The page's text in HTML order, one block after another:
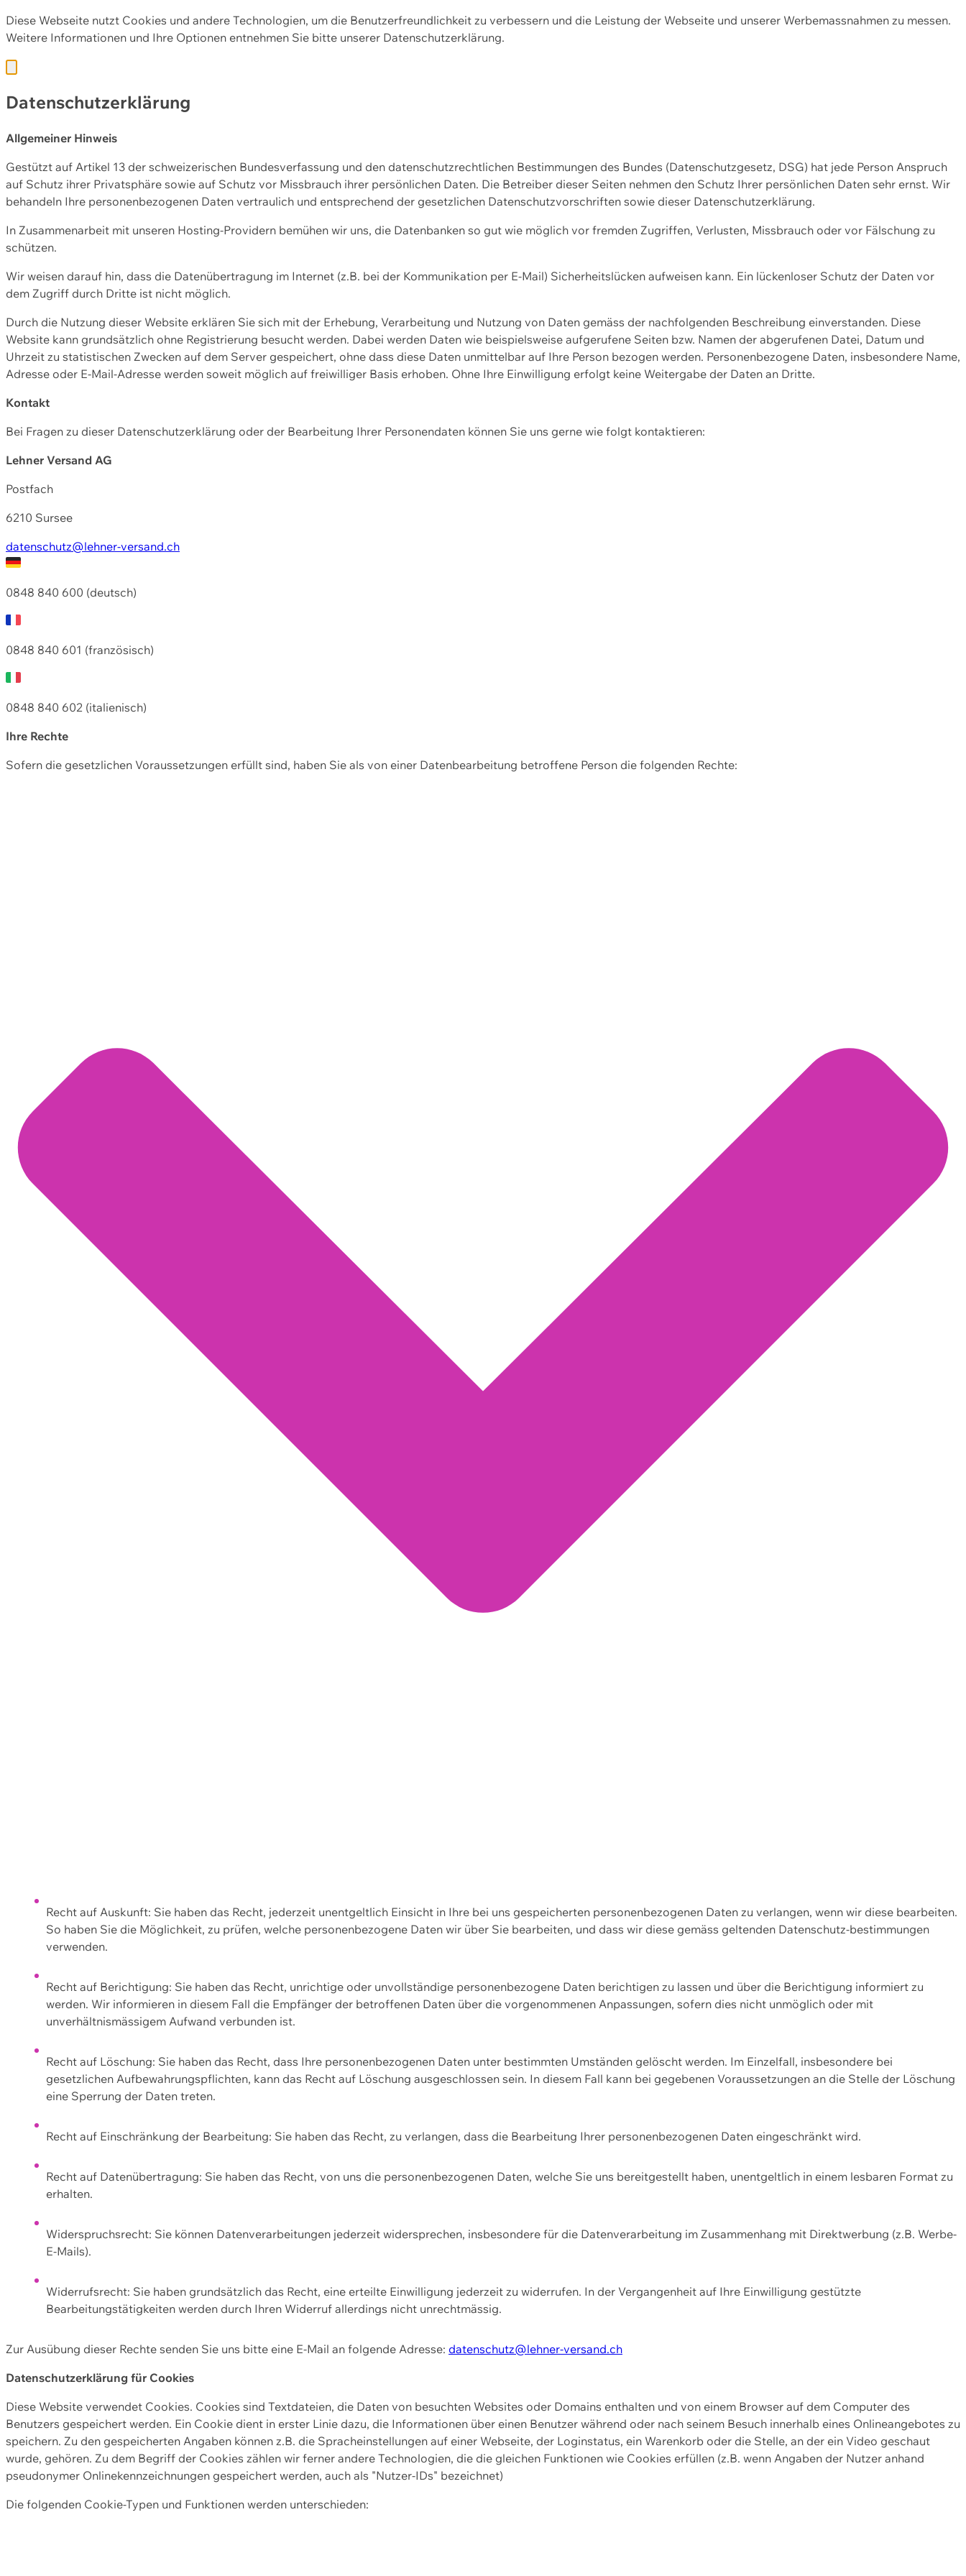
Diese Webseite nutzt Cookies und andere Technologien, um die Benutzerfreundlichkeit zu verbessern und die Leistung der Webseite und unserer Werbemassnahmen zu messen.
Weitere Informationen und Ihre Optionen entnehmen Sie bitte unserer Datenschutzerklärung.
Datenschutzerklärung
Allgemeiner Hinweis
Gestützt auf Artikel 13 der schweizerischen Bundesverfassung und den datenschutzrechtlichen Bestimmungen des Bundes (Datenschutzgesetz, DSG) hat jede Person Anspruch
auf Schutz ihrer Privatsphäre sowie auf Schutz vor Missbrauch ihrer persönlichen Daten. Die Betreiber dieser Seiten nehmen den Schutz Ihrer persönlichen Daten sehr ernst. Wir
behandeln Ihre personenbezogenen Daten vertraulich und entsprechend der gesetzlichen Datenschutzvorschriften sowie dieser Datenschutzerklärung.
In Zusammenarbeit mit unseren Hosting-Providern bemühen wir uns, die Datenbanken so gut wie möglich vor fremden Zugriffen, Verlusten, Missbrauch oder vor Fälschung zu
schützen.
Wir weisen darauf hin, dass die Datenübertragung im Internet (z.B. bei der Kommunikation per E-Mail) Sicherheitslücken aufweisen kann. Ein lückenloser Schutz der Daten vor
dem Zugriff durch Dritte ist nicht möglich.
Durch die Nutzung dieser Website erklären Sie sich mit der Erhebung, Verarbeitung und Nutzung von Daten gemäss der nachfolgenden Beschreibung einverstanden. Diese
Website kann grundsätzlich ohne Registrierung besucht werden. Dabei werden Daten wie beispielsweise aufgerufene Seiten bzw. Namen der abgerufenen Datei, Datum und
Uhrzeit zu statistischen Zwecken auf dem Server gespeichert, ohne dass diese Daten unmittelbar auf Ihre Person bezogen werden. Personenbezogene Daten, insbesondere Name,
Adresse oder E-Mail-Adresse werden soweit möglich auf freiwilliger Basis erhoben. Ohne Ihre Einwilligung erfolgt keine Weitergabe der Daten an Dritte.
Kontakt
Bei Fragen zu dieser Datenschutzerklärung oder der Bearbeitung Ihrer Personendaten können Sie uns gerne wie folgt kontaktieren:
Lehner Versand AG
Postfach
6210 Sursee
datenschutz@lehner-versand.ch
0848 840 600 (deutsch)
0848 840 601 (französisch)
0848 840 602 (italienisch)
Ihre Rechte
Sofern die gesetzlichen Voraussetzungen erfüllt sind, haben Sie als von einer Datenbearbeitung betroffene Person die folgenden Rechte:
Recht auf Auskunft: Sie haben das Recht, jederzeit unentgeltlich Einsicht in Ihre bei uns gespeicherten personenbezogenen Daten zu verlangen, wenn wir diese bearbeiten.
So haben Sie die Möglichkeit, zu prüfen, welche personenbezogene Daten wir über Sie bearbeiten, und dass wir diese gemäss geltenden Datenschutz-bestimmungen
verwenden.
Recht auf Berichtigung: Sie haben das Recht, unrichtige oder unvollständige personenbezogene Daten berichtigen zu lassen und über die Berichtigung informiert zu
werden. Wir informieren in diesem Fall die Empfänger der betroffenen Daten über die vorgenommenen Anpassungen, sofern dies nicht unmöglich oder mit
unverhältnismässigem Aufwand verbunden ist.
Recht auf Löschung: Sie haben das Recht, dass Ihre personenbezogenen Daten unter bestimmten Umständen gelöscht werden. Im Einzelfall, insbesondere bei
gesetzlichen Aufbewahrungspflichten, kann das Recht auf Löschung ausgeschlossen sein. In diesem Fall kann bei gegebenen Voraussetzungen an die Stelle der Löschung
eine Sperrung der Daten treten.
Recht auf Einschränkung der Bearbeitung: Sie haben das Recht, zu verlangen, dass die Bearbeitung Ihrer personenbezogenen Daten eingeschränkt wird.
Recht auf Datenübertragung: Sie haben das Recht, von uns die personenbezogenen Daten, welche Sie uns bereitgestellt haben, unentgeltlich in einem lesbaren Format zu
erhalten.
Widerspruchsrecht: Sie können Datenverarbeitungen jederzeit widersprechen, insbesondere für die Datenverarbeitung im Zusammenhang mit Direktwerbung (z.B. Werbe-
E-Mails).
Widerrufsrecht: Sie haben grundsätzlich das Recht, eine erteilte Einwilligung jederzeit zu widerrufen. In der Vergangenheit auf Ihre Einwilligung gestützte
Bearbeitungstätigkeiten werden durch Ihren Widerruf allerdings nicht unrechtmässig.
Zur Ausübung dieser Rechte senden Sie uns bitte eine E-Mail an folgende Adresse: datenschutz@lehner-versand.ch
Datenschutzerklärung für Cookies
Diese Website verwendet Cookies. Cookies sind Textdateien, die Daten von besuchten Websites oder Domains enthalten und von einem Browser auf dem Computer des
Benutzers gespeichert werden. Ein Cookie dient in erster Linie dazu, die Informationen über einen Benutzer während oder nach seinem Besuch innerhalb eines Onlineangebotes zu
speichern. Zu den gespeicherten Angaben können z.B. die Spracheinstellungen auf einer Webseite, der Loginstatus, ein Warenkorb oder die Stelle, an der ein Video geschaut
wurde, gehören. Zu dem Begriff der Cookies zählen wir ferner andere Technologien, die die gleichen Funktionen wie Cookies erfüllen (z.B. wenn Angaben der Nutzer anhand
pseudonymer Onlinekennzeichnungen gespeichert werden, auch als "Nutzer-IDs" bezeichnet)
Die folgenden Cookie-Typen und Funktionen werden unterschieden: